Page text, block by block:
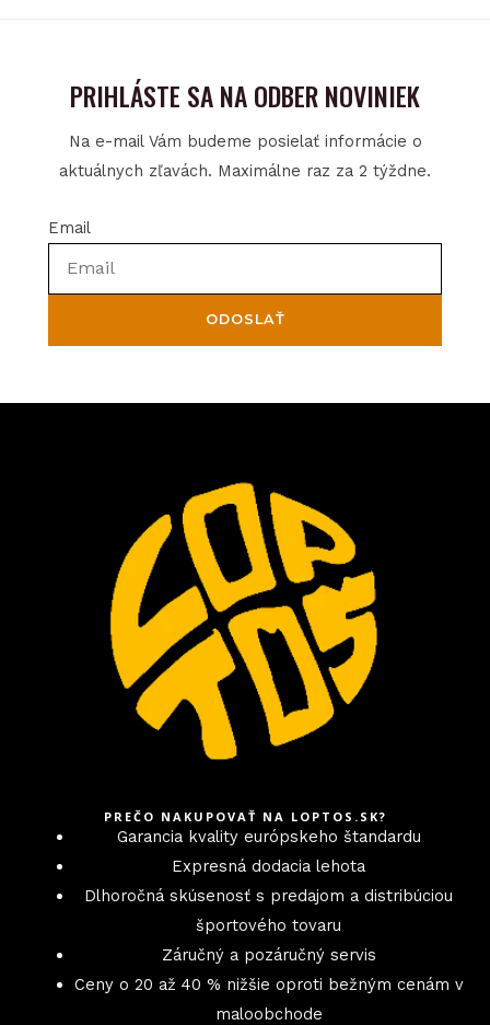
PRIHLÁSTE SA NA ODBER NOVINIEK
Na e-mail Vám budeme posielať informácie o
aktuálnych zľavách. Maximálne raz za 2 týždne.
Email
ODOSLAŤ
PREČO NAKUPOVAŤ NA LOPTOS.SK?
Garancia kvality európskeho štandardu
Expresná dodacia lehota
Dlhoročná skúsenosť s predajom a distribúciou
športového tovaru
Záručný a pozáručný servis
Ceny o 20 až 40 % nižšie oproti bežným cenám v
maloobchode